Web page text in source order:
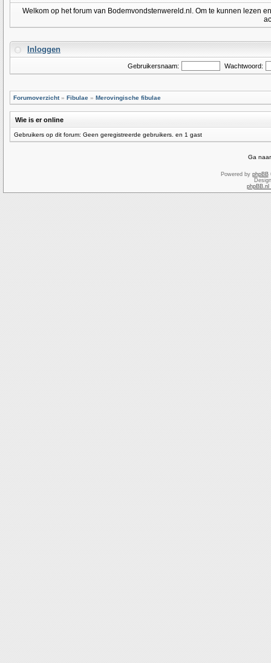
Welkom op het forum van Bodemvondstenwereld.nl. Om te kunnen lezen
Inloggen
Gebruikersnaam: Wachtwoord:
Forumoverzicht» Fibulae » Merovingische fibulae
Wie is er online
Gebruikers op dit forum: Geen geregistreerde gebruikers. en 1 gast
Ga
Powered by phpBB
phpBB.nl